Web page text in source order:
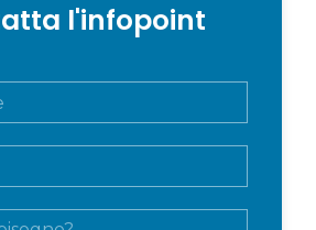
l'infopoint